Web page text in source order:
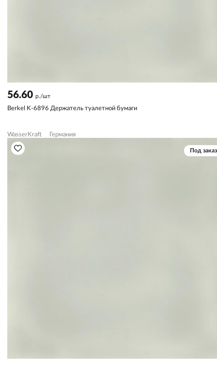
56.60 р./шт
Berkel K-6896 Держатель туалетной бумаги
WasserKraft Германия
Под заказ